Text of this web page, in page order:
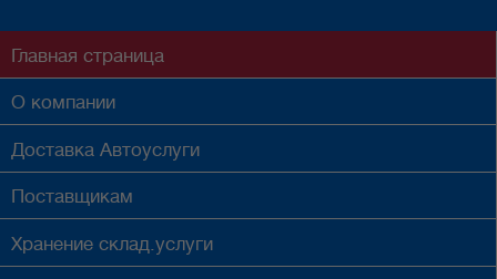
Главная страница
О компании
Доставка Автоуслуги
Поставщикам
Хранение склад.услуги